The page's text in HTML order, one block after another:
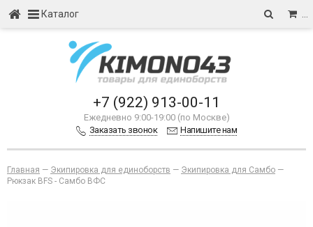
Каталог
+7 (922) 913-00-11
Ежедневно 9:00-19:00 (по Москве)
Заказать звонок
Напишите нам
Главная — Экипировка для единоборств — Экипировка для Самбо —
Рюкзак BFS - Самбо ВФС